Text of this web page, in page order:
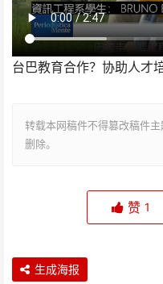
台巴教育合作？协助人才
转载本网稿件不得篡改稿件
删除。
赞 1
生成海报